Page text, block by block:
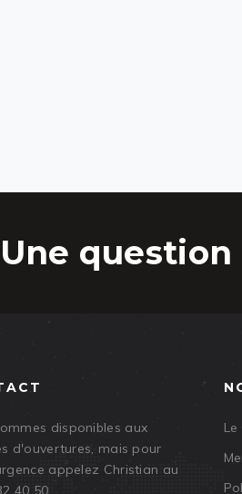
question
disponibles aux
d'ouvertures, mais pour
appelez Christian au
40 50